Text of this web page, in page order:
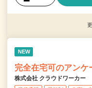
NEW
完全在宅可のアンケ
株式会社 クラウドワーカー